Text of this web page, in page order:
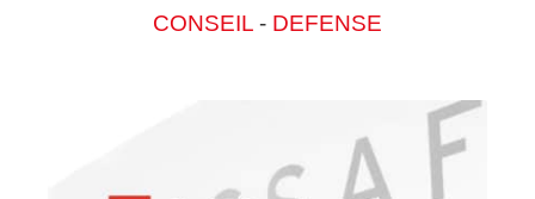
CONSEIL - DEFENSE